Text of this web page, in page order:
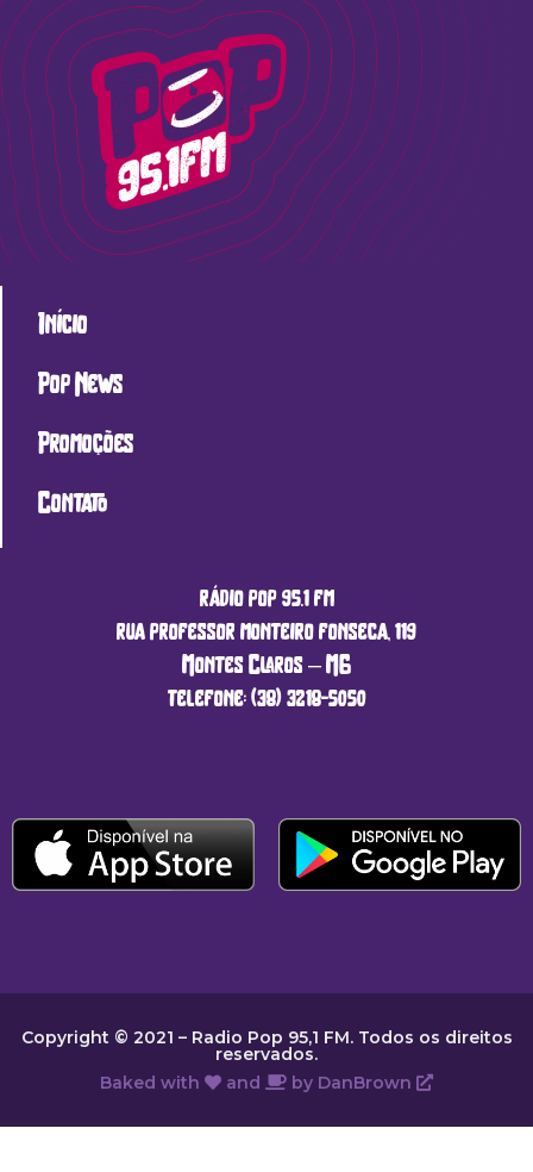
Início
Pop News
Promoções
Contato
rádio pop 95.1 fm
rua professor monteiro fonseca, 119
Montes Claros – MG
telefone: (38) 3218-5050
Copyright © 2021 – Radio Pop 95,1 FM. Todos os direitos
reservados.
Baked with
and by DanBrown